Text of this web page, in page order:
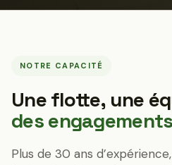
NOTRE CAPACITÉ
Une flotte, une
des
Plus de 30 ans